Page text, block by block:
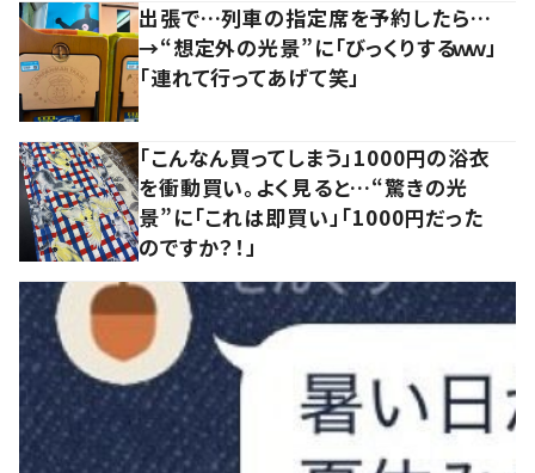
出張で…列車の指定席を予約したら…
→“想定外の光景”に「びっくりするｗｗ」
「連れて行ってあげて笑」
「こんなん買ってしまう」1000円の浴衣
を衝動買い。よく見ると…“驚きの光
景”に「これは即買い」「1000円だった
のですか？！」